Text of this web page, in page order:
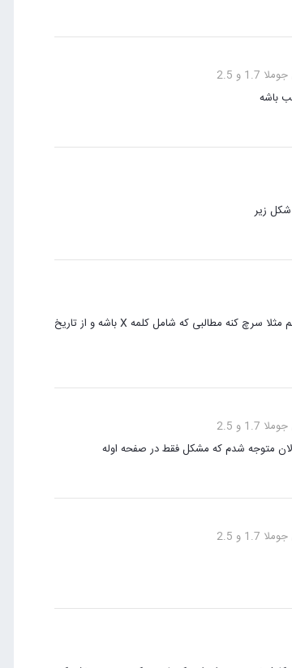
و 2.5
باشه
زیر
سلام دوستان من چطوری میتونم در بخش مدیریت مطالب در بخش جستجو فیلتر تاریخ ایجاد کنم مثلا سرچ کنه مطالبی که شامل کلمه X باشه و از تاریخ
و 2.5
متوجه شدم که مشکل فقط در صفحه اوله
و 2.5